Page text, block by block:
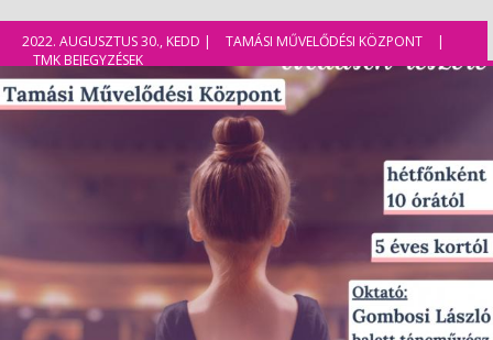
2022. AUGUSZTUS 30., KEDD | TAMÁSI MŰVELŐDÉSI KÖZPONT
|
TMK BEJEGYZÉSEK